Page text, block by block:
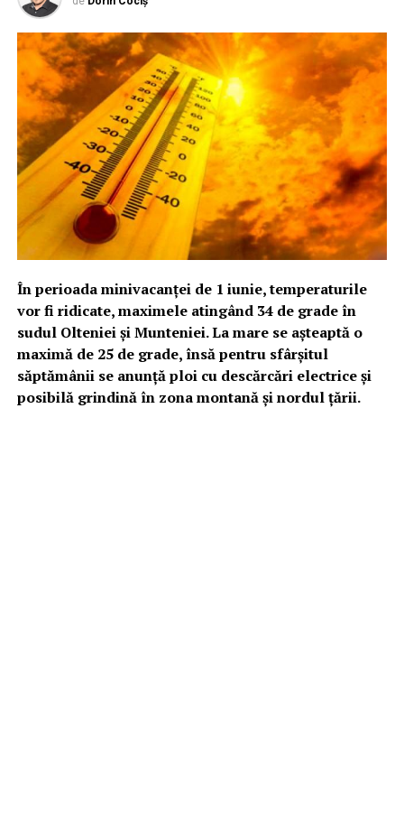
În perioada minivacanţei de 1 iunie, temperaturile
vor fi ridicate, maximele atingând 34 de grade în
sudul Olteniei şi Munteniei. La mare se aşteaptă o
maximă de 25 de grade, însă pentru sfârşitul
săptămânii se anunţă ploi cu descărcări electrice şi
posibilă grindină în zona montană şi nordul ţării.